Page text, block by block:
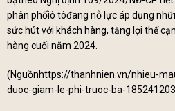
phân phốiô tôđang nỗ lực áp dụng
sức hút với khách hàng, tăng lợi thế
hàng cuối năm 2024.
(Nguồnhttps://thanhnien.vn/nhieu-
duoc-giam-le-phi-truoc-ba-